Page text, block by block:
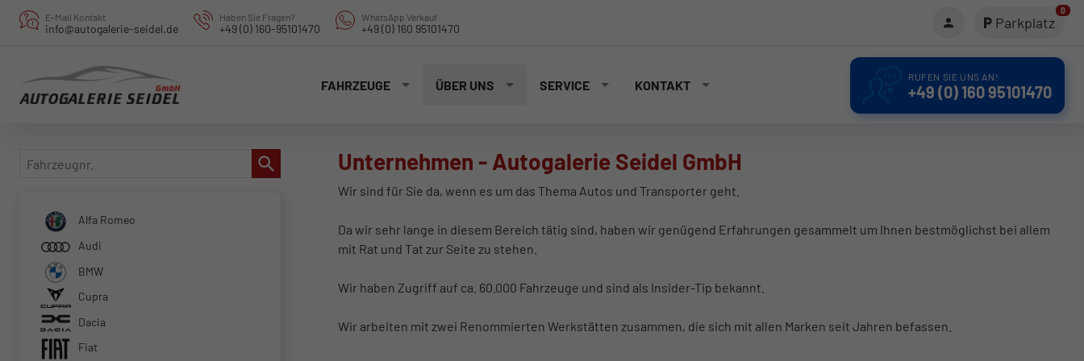
E-Mail Kontakt
info@autogalerie-seidel.de
Haben Sie Fragen?
+49 (0) 160-95101470
WhatsApp Verkauf
+49 (0) 160 95101470 Parkplatz
0
FAHRZEUGE ÜBER UNS SERVICE KONTAKT
RUFEN SIE UNS AN!
+49 (0) 160 95101470
Unternehmen - Autogalerie Seidel GmbH
Wir sind für Sie da, wenn es um das Thema Autos und Transporter geht.
Da wir sehr lange in diesem Bereich tätig sind, haben wir genügend Erfahrungen gesammelt um Ihnen bestmöglichst bei allem
mit Rat und Tat zur Seite zu stehen.
Wir haben Zugriff auf ca. 60.000 Fahrzeuge und sind als Insider-Tip bekannt.
Wir arbeiten mit zwei Renommierten Werkstätten zusammen, die sich mit allen Marken seit Jahren befassen.
Fahrzeugnr.
Alfa Romeo
Audi
BMW
Cupra
Dacia
Fiat